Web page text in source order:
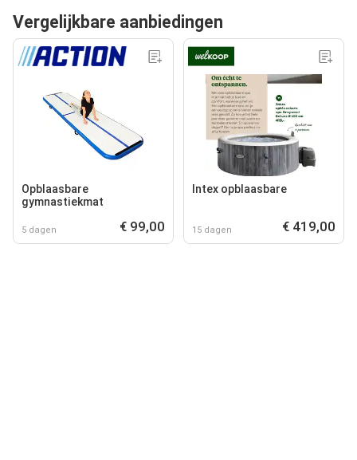
Vergelijkbare aanbiedingen
Opblaasbare
gymnastiekmat
5 dagen € 99,00
Intex opblaasbare
15 dagen € 419,00